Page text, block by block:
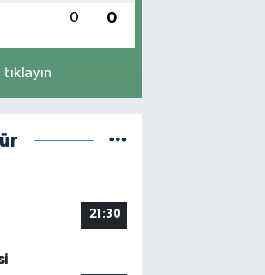
0 0
21:30